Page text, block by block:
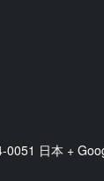
0051 日本 +